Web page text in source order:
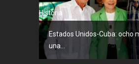
Historia
Estados Unidos-Cuba: ocho
una...